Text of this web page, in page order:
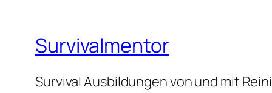
Survivalmentor
Survival Ausbildungen von und mit